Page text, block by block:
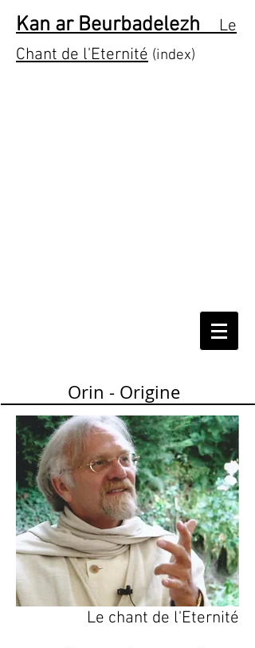
Kan ar Beurbadelezh
Le
Chant de l'Eternité (index)
Orin - Origine
Le chant de l'Eternité